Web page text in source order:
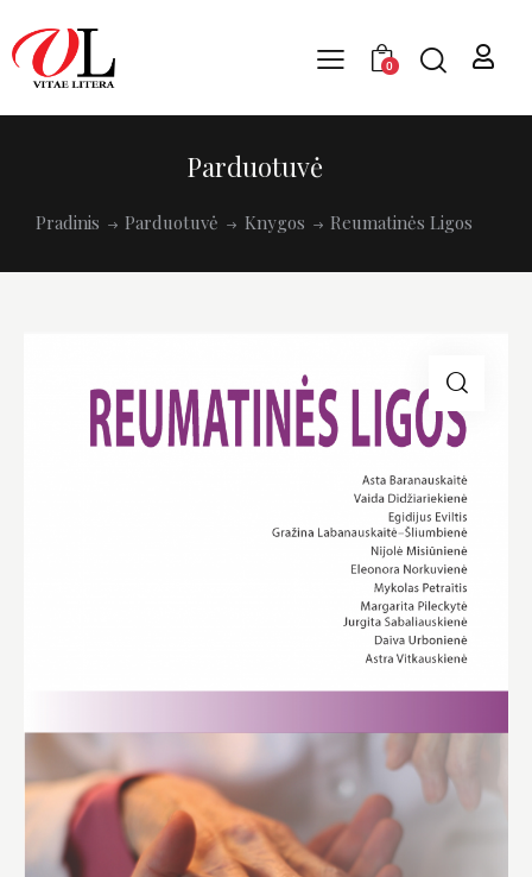
0
Parduotuvė
Pradinis Parduotuvė Knygos Reumatinės Ligos